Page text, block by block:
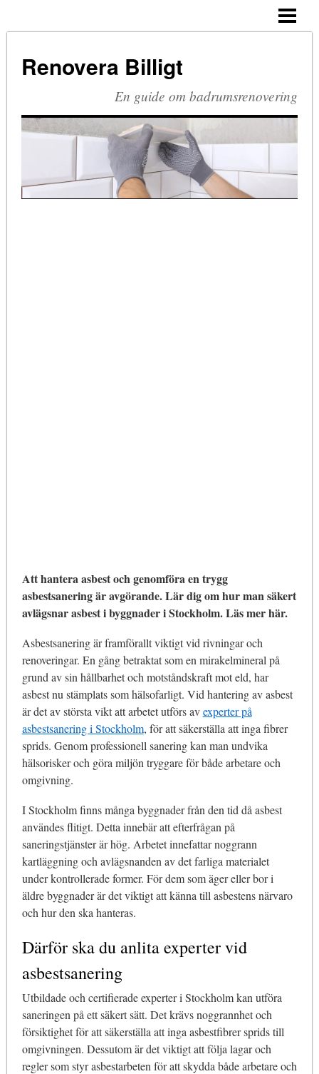
TA BORT SILIKON
RIVA KAKEL
Renovera Billigt
En guide om badrumsrenovering
Att hantera asbest och genomföra en trygg
asbestsanering är avgörande. Lär dig om hur man säkert
avlägsnar asbest i byggnader i Stockholm. Läs mer här.
Asbestsanering är framförallt viktigt vid rivningar och
renoveringar. En gång betraktat som en mirakelmineral på
grund av sin hållbarhet och motståndskraft mot eld, har
asbest nu stämplats som hälsofarligt. Vid hantering av asbest
är det av största vikt att arbetet utförs avexperter på
asbestsanering i Stockholm, för att säkerställa att inga fibrer
sprids. Genom professionell sanering kan man undvika
hälsorisker och göra miljön tryggare för både arbetare och
omgivning.
I Stockholm finns många byggnader från den tid då asbest
användes flitigt. Detta innebär att efterfrågan på
saneringstjänster är hög. Arbetet innefattar noggrann
kartläggning och avlägsnanden av det farliga materialet
under kontrollerade former. För dem som äger eller bor i
äldre byggnader är det viktigt att känna till asbestens närvaro
och hur den ska hanteras.
Därför ska du anlita experter vid
asbestsanering
Utbildade och certifierade experter i Stockholm kan utföra
saneringen på ett säkert sätt. Det krävs noggrannhet och
försiktighet för att säkerställa att inga asbestfibrer sprids till
omgivningen. Dessutom är det viktigt att följa lagar och
regler som styr asbestarbeten för att skydda både arbetare och